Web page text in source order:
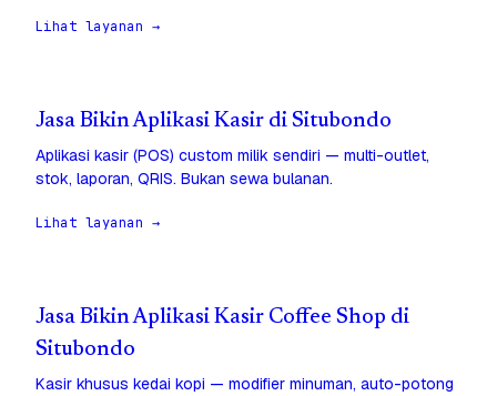
Lihat layanan →
Jasa Bikin Aplikasi Kasir di Situbondo
Aplikasi kasir (POS) custom milik sendiri — multi-outlet,
stok, laporan, QRIS. Bukan sewa bulanan.
Lihat layanan →
Jasa Bikin Aplikasi Kasir Coffee Shop di
Situbondo
Kasir khusus kedai kopi — modifier minuman, auto-potong